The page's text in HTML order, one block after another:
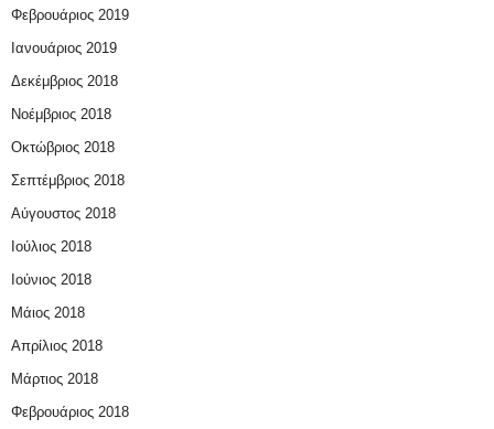
Φεβρουάριος 2019
Ιανουάριος 2019
Δεκέμβριος 2018
Νοέμβριος 2018
Οκτώβριος 2018
Σεπτέμβριος 2018
Αύγουστος 2018
Ιούλιος 2018
Ιούνιος 2018
Μάιος 2018
Απρίλιος 2018
Μάρτιος 2018
Φεβρουάριος 2018